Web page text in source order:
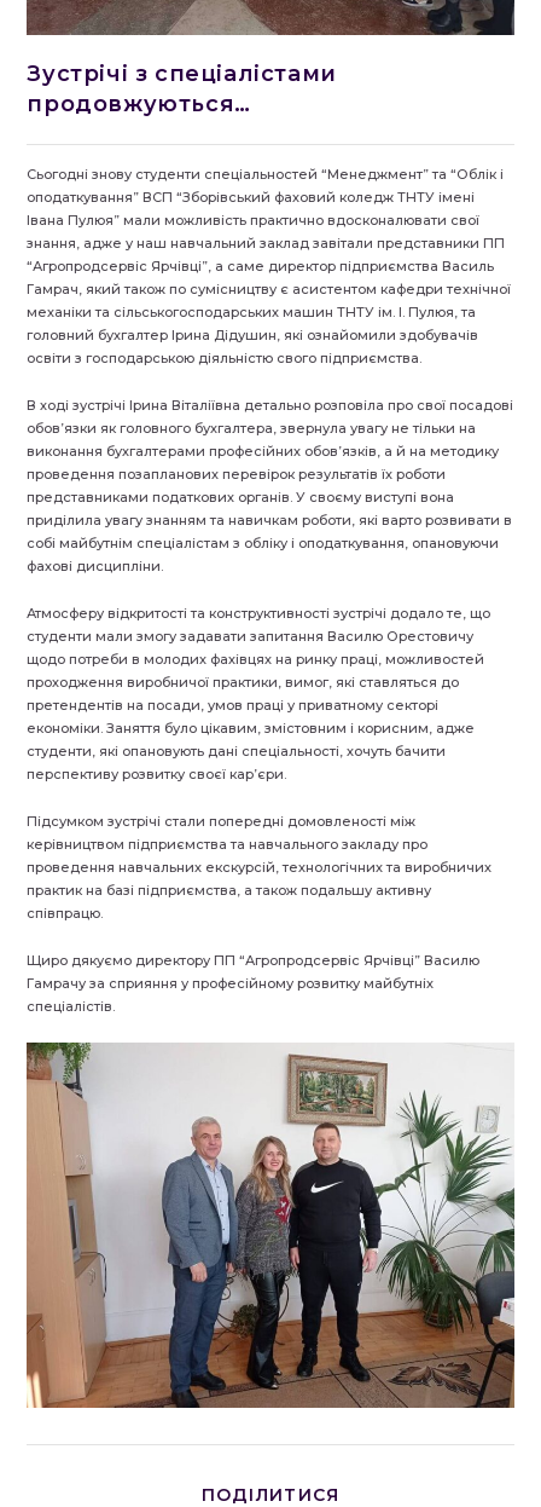
Зустрічі з спеціалістами
продовжуються…
Сьогодні знову студенти спеціальностей “Менеджмент” та “Облік і
оподаткування” ВСП “Зборівський фаховий коледж ТНТУ імені
Івана Пулюя” мали можливість практично вдосконалювати свої
знання, адже у наш навчальний заклад завітали представники ПП
“Агропродсервіс Ярчівці”, а саме директор підприємства Василь
Гамрач, який також по сумісництву є асистентом кафедри технічної
механіки та сільськогосподарських машин ТНТУ ім. І. Пулюя, та
головний бухгалтер Ірина Дідушин, які ознайомили здобувачів
освіти з господарською діяльністю свого підприємства.
В ході зустрічі Ірина Віталіївна детально розповіла про свої посадові
обов’язки як головного бухгалтера, звернула увагу не тільки на
виконання бухгалтерами професійних обов’язків, а й на методику
проведення позапланових перевірок результатів їх роботи
представниками податкових органів. У своєму виступі вона
приділила увагу знанням та навичкам роботи, які варто розвивати в
собі майбутнім спеціалістам з обліку і оподаткування, опановуючи
фахові дисципліни.
Атмосферу відкритості та конструктивності зустрічі додало те, що
студенти мали змогу задавати запитання Василю Орестовичу
щодо потреби в молодих фахівцях на ринку праці, можливостей
проходження виробничої практики, вимог, які ставляться до
претендентів на посади, умов праці у приватному секторі
економіки. Заняття було цікавим, змістовним і корисним, адже
студенти, які опановують дані спеціальності, хочуть бачити
перспективу розвитку своєї кар’єри.
Підсумком зустрічі стали попередні домовленості між
керівництвом підприємства та навчального закладу про
проведення навчальних екскурсій, технологічних та виробничих
практик на базі підприємства, а також подальшу активну
співпрацю.
Щиро дякуємо директору ПП “Агропродсервіс Ярчівці” Василю
Гамрачу за сприяння у професійному розвитку майбутніх
спеціалістів.
ПОДІЛИТИСЯ